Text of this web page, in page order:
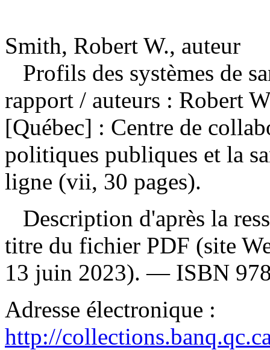
Smith, Robert W., auteur
Profils des systèmes de
rapport / auteurs : Robert
[Québec] : Centre de
politiques publiques et la
ligne (vii, 30 pages).
Description d'après la
titre du fichier PDF (site
13 juin 2023). — ISBN
Adresse électronique :
http://